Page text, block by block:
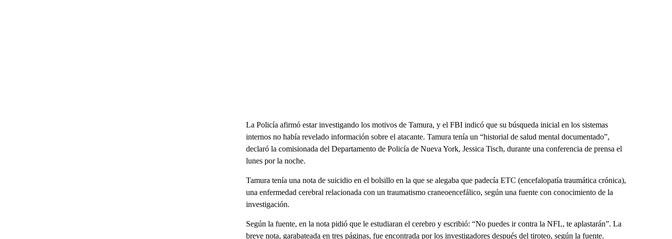
La Policía afirmó estar investigando los motivos de Tamura, y el FBI indicó que su búsqueda inicial en los sistemas
internos no había revelado información sobre el atacante. Tamura tenía un “historial de salud mental documentado”,
declaró la comisionada del Departamento de Policía de Nueva York, Jessica Tisch, durante una conferencia de prensa el
lunes por la noche.
Tamura tenía una nota de suicidio en el bolsillo en la que se alegaba que padecía ETC (encefalopatía traumática crónica),
una enfermedad cerebral relacionada con un traumatismo craneoencefálico, según una fuente con conocimiento de la
investigación.
Según la fuente, en la nota pidió que le estudiaran el cerebro y escribió: “No puedes ir contra la NFL, te aplastarán”. La
breve nota, garabateada en tres páginas, fue encontrada por los investigadores después del tiroteo, según la fuente.